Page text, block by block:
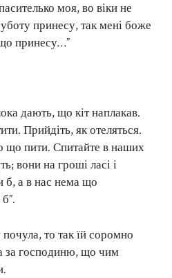
моя, во віки не
принесу, так мені боже
принесу…”
дають, що кіт наплакав.
Прийдіть, як отеляться.
що пити. Спитайте в наших
вони на гроші ласі і
б, а в нас нема що
то так їй соромно
за господиню, що чим